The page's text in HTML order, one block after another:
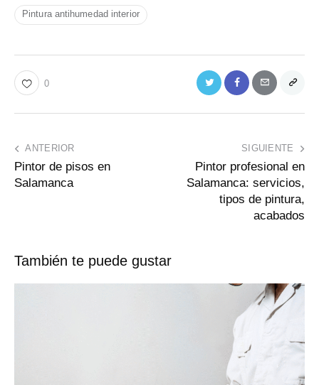
Pintura antihumedad interior
0
ANTERIOR
Pintor de pisos en
Salamanca
SIGUIENTE
Pintor profesional en
Salamanca: servicios,
tipos de pintura,
acabados
También te puede gustar